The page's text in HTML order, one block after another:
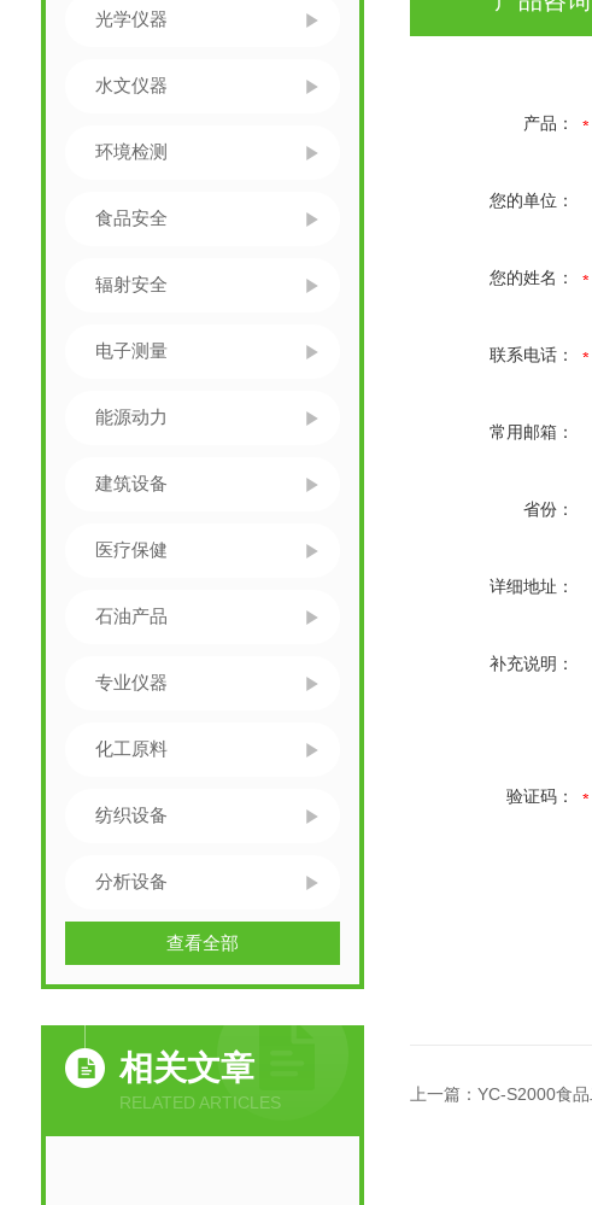
光学仪器
水文仪器
环境检测
食品安全
辐射安全
电子测量
能源动力
建筑设备
医疗保健
石油产品
专业仪器
化工原料
纺织设备
分析设备
查看全部
相关文章
RELATED ARTICLES
产品：
您的单位：
您的姓名：
联系电话：
常用邮箱：
省份：
详细地址：
补充说明：
验证码：
上一篇：YC-S2000食